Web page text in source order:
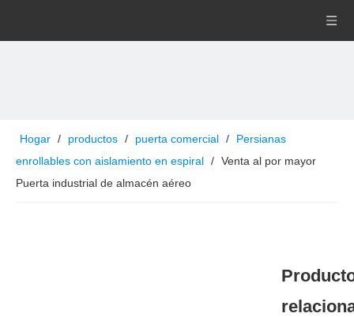
Hogar / productos / puerta comercial /
Persianas
enrollables con aislamiento en espiral / Venta al por mayor
Puerta industrial de almacén aéreo